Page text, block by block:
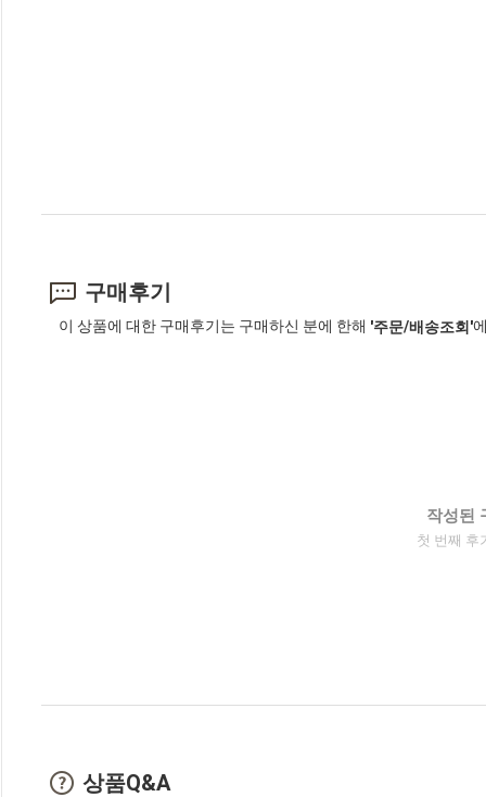
구매후기
이 상품에 대한 구매후기는 구매하신 분에 한해 '주문/배송조회'
작성된
첫 번째 후
상품Q&A